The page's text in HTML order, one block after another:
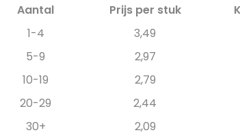
Aantal Prijs per stuk
1-4
3,49
5-9
2,97
10-19
2,79
20-29
2,44
30+
2,09